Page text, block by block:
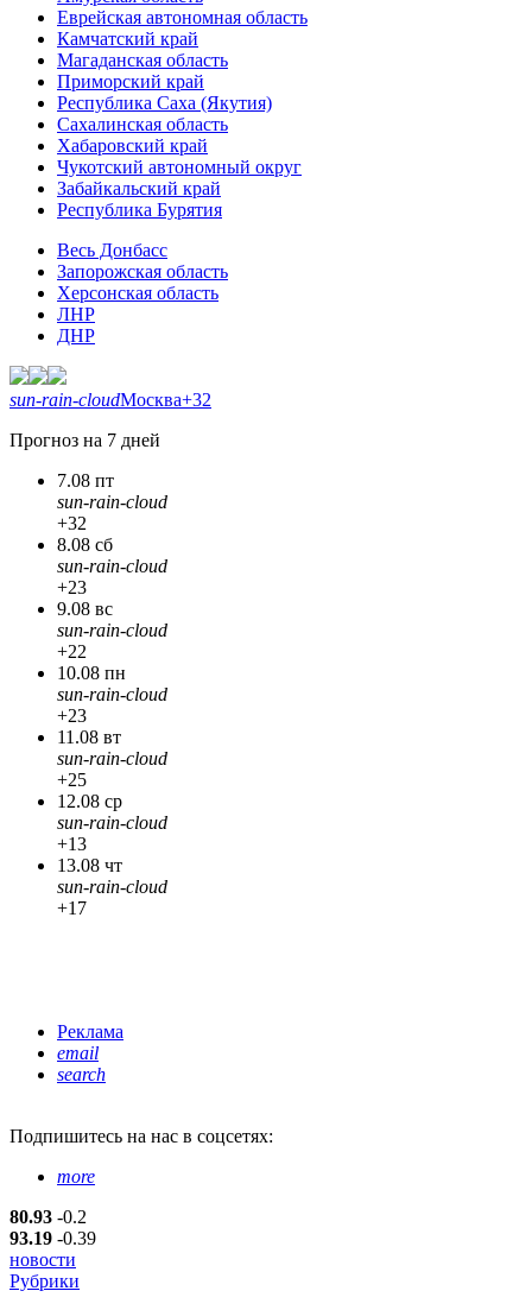
Еврейская автономная область
Камчатский край
Магаданская область
Приморский край
Республика Саха (Якутия)
Сахалинская область
Хабаровский край
Чукотский автономный округ
Забайкальский край
Республика Бурятия
Весь Донбасс
Запорожская область
Херсонская область
ЛНР
ДНР
sun-rain-cloudМосква+32
Прогноз на 7 дней
7.08 пт
sun-rain-cloud
+32
8.08 сб
sun-rain-cloud
+23
9.08 вс
sun-rain-cloud
+22
10.08 пн
sun-rain-cloud
+23
11.08 вт
sun-rain-cloud
+25
12.08 ср
sun-rain-cloud
+13
13.08 чт
sun-rain-cloud
+17
Реклама
email
search
Подпишитесь на нас в соцсетях:
more
80.93 -0.2
93.19 -0.39
новости
Рубрики